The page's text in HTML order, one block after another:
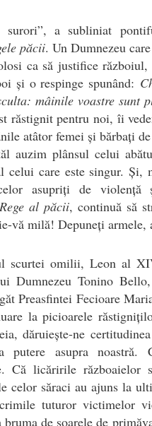
a subliniat
păcii. Un Dumnezeu
ca să justifice
și o respinge spunând:
mâinile voastre sunt
răstignit pentru noi, îi
atâtor femei și bărbați
auzim plânsul celui
celui care este singur. Și,
asupriți de
Rege al păcii, continuă să
vă milă! Depuneți
scurtei omilii, Leon al
Dumnezeu Tonino
Preasfintei Fecioare
la picioarele
dăruiește-ne
putere asupra
Că licăririle războaielor
celor săraci au ajuns la
tuturor victimelor
bruma de soarele de